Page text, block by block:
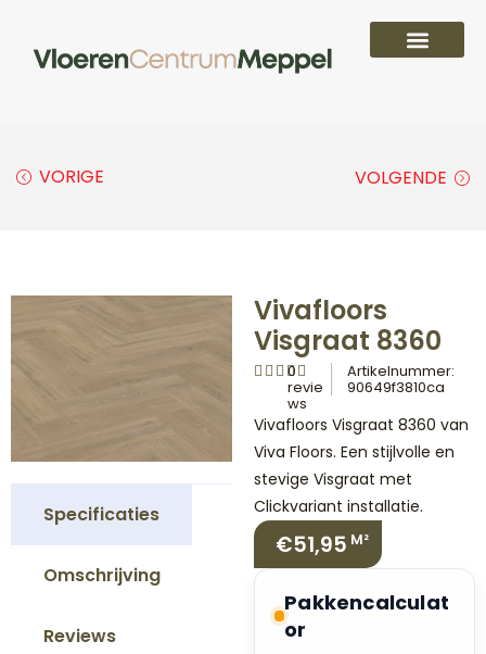
VORIGE VOLGENDE
Specificaties
Omschrijving
Reviews
Vivafloors
Visgraat 8360
0
revie
ws
Artikelnummer:
90649f3810ca
Vivafloors Visgraat 8360 van
Viva Floors. Een stijlvolle en
stevige Visgraat met
Clickvariant installatie.
€51,95 M²
Pakkencalculat
or